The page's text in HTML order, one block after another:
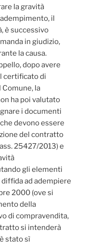
la gravità
il
è successivo
in giudizio,
la causa.
dopo avere
certificato di
la
ha poi valutato
i documenti
devono essere
del contratto
25427/2013) e
gli elementi
ad adempiere
2000 (ove si
della
di compravendita,
si intenderà
stato sì